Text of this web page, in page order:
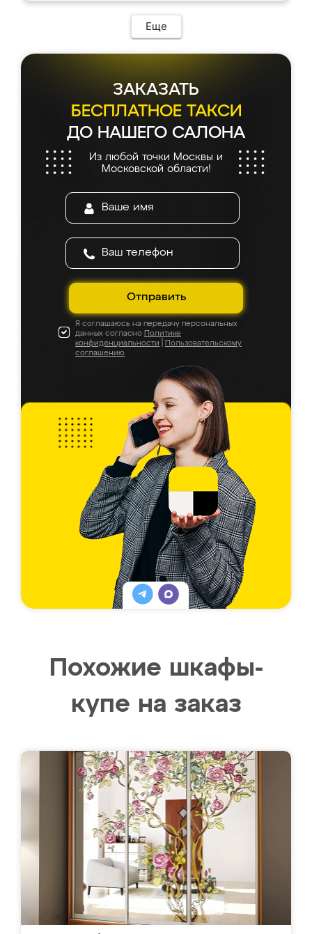
Еще
ЗАКАЗАТЬ
БЕСПЛАТНОЕ ТАКСИ
ДО НАШЕГО САЛОНА
Из любой точки Москвы и
Московской области!
Отправить
Я соглашаюсь на передачу персональных
данных согласно Политике
конфиденциальности
Пользовательскому
соглашению
Похожие шкафы-
купе на заказ